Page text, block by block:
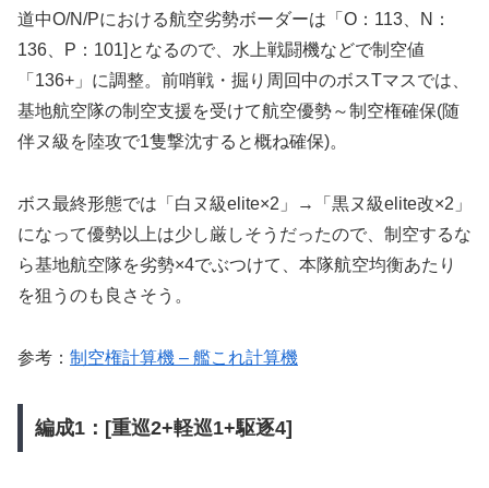
道中O/N/Pにおける航空劣勢ボーダーは「O：113、N：
136、P：101]となるので、水上戦闘機などで制空値
「136+」に調整。前哨戦・掘り周回中のボスTマスでは、
基地航空隊の制空支援を受けて航空優勢～制空権確保(随
伴ヌ級を陸攻で1隻撃沈すると概ね確保)。
ボス最終形態では「白ヌ級elite×2」→「黒ヌ級elite改×2」
になって優勢以上は少し厳しそうだったので、制空するな
ら基地航空隊を劣勢×4でぶつけて、本隊航空均衡あたり
を狙うのも良さそう。
参考： 制空権計算機 – 艦これ計算機
編成1：[重巡2+軽巡1+駆逐4]